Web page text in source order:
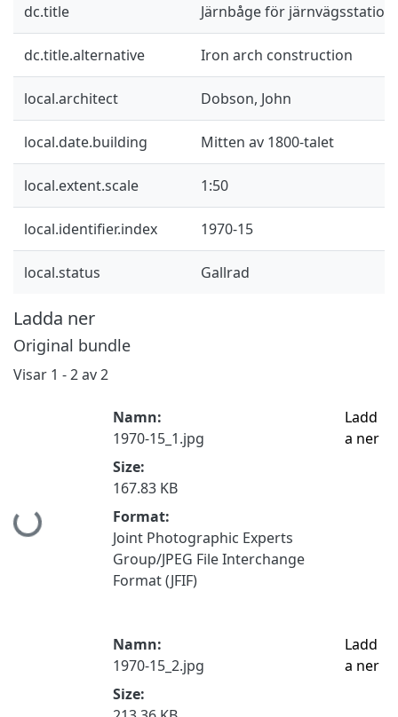
dc.title Järnbåge för järnvägsstation
dc.title.alternative Iron arch construction
local.architect Dobson, John
local.date.building Mitten av 1800-talet
local.extent.scale 1:50
local.identifier.index 1970-15
local.status Gallrad
Ladda ner
Original bundle
Visar 1 - 2 av 2
Hämtar...
Namn:
1970-15_1.jpg
Size:
167.83 KB
Format:
Joint Photographic Experts
Group/JPEG File Interchange
Format (JFIF)
Ladd
a ner
Namn:
1970-15_2.jpg
Size:
Ladd
a ner